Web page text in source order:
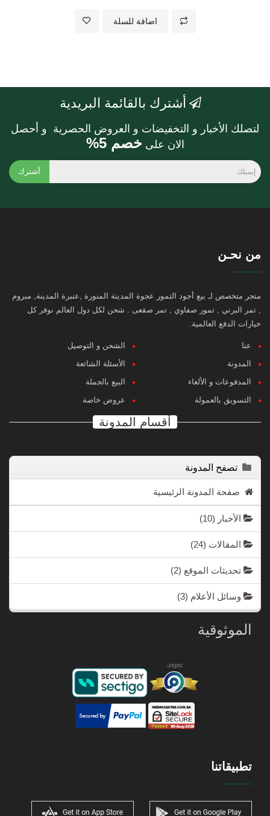
اضافة للسلة
أشترك بالقائمة البريدية
لتصلك الأخبار و التخفيضات و العروض الحصرية و أحصل
الان على خصم 5%
أشترك
من نحـن
متجر متخصص لـ بيع أجود التمور عجوة المدينة المنورة ,عنبرة المدينة, مبروم
, تمر البرني , تمور صفاوي , تمر صقعى . شحن لكل دول العالم نوفر كل
خيارات الدفع العالمية.
عنا
الشحن و التوصيل
المدونة
الأسئلة الشائعة
المدفوعات و الألغاء
البيع بالجملة
التسويق بالعمولة
عروض خاصة
أقسام المدونة
تصفح المدونة
صفحة المدونة الرئيسية
الأخبار (10)
المقالات (24)
تحديثات الموقع (2)
وسائل الأعلام (3)
الموثوقية
تطبيقاتنا